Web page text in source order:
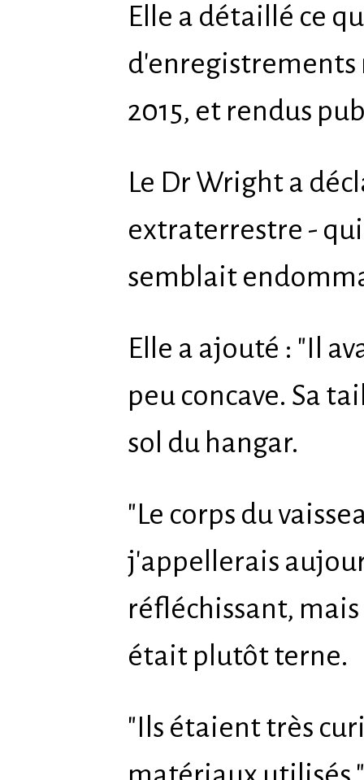
Elle a détaillé ce
d'enregistrements
2015, et rendus
Le Dr Wright a
extraterrestre - qui
semblait
Elle a ajouté : "Il
peu concave. Sa
sol du hangar.
"Le corps du
j'appellerais
réfléchissant,
était plutôt terne.
"Ils étaient très